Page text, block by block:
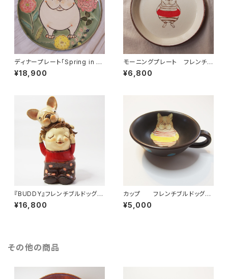
ディナープレート「Spring in M
y Step !」 フレンチブルドッ
グ
¥18,900
モーニングプレート フレンチブ
ルドッグ（貫入入り）
¥6,800
『BUDDY』フレンチブルドッグ置
物
¥16,800
カップ フレンチブルドッグ
ダークブラウン
¥5,000
その他の商品